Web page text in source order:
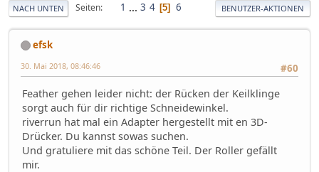
NACH UNTEN Seiten 1 ... 3 4 5 6 BENUTZER-AKTIONEN
efsk
#60
30. Mai 2018, 08:46:46
Feather gehen leider nicht: der Rücken der Keilklinge
sorgt auch für dir richtige Schneidewinkel.
riverrun hat mal ein Adapter hergestellt mit en 3D-
Drücker. Du kannst sowas suchen.
Und gratuliere mit das schöne Teil. Der Roller gefällt
mir.